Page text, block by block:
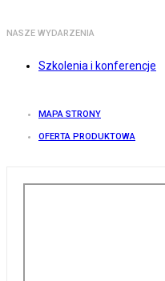
NASZE WYDARZENIA
Szkolenia i konferencje
MAPA STRONY
OFERTA PRODUKTOWA